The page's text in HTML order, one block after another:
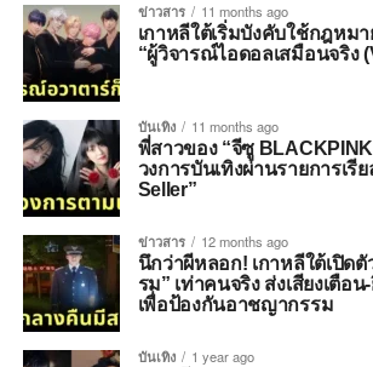
ข่าวสาร 11 months ago
เกาหลีใต้เริ่มบังคับใช้กฎหม
“ผู้วิจารณ์ไอดอลเสมือนจริง
บันเทิง 11 months ago
พี่สาวของ “จีซู
วงการบันเทิงผ่านรายการเรี
Seller”
ข่าวสาร 12 months ago
นึกว่าผีหลอก! เกาหลีใต้เปิด
รม” เท่าคนจริง ส่งเสียงเตือ
เพื่อป้องกันอาชญากรรม
บันเทิง 1 year ago